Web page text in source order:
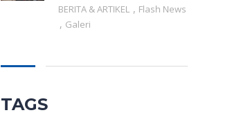
BERITA & ARTIKEL , Flash News
, Galeri
TAGS